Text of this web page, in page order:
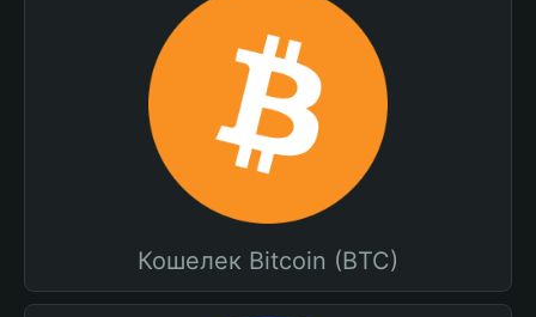
Кошелек Bitcoin (BTC)